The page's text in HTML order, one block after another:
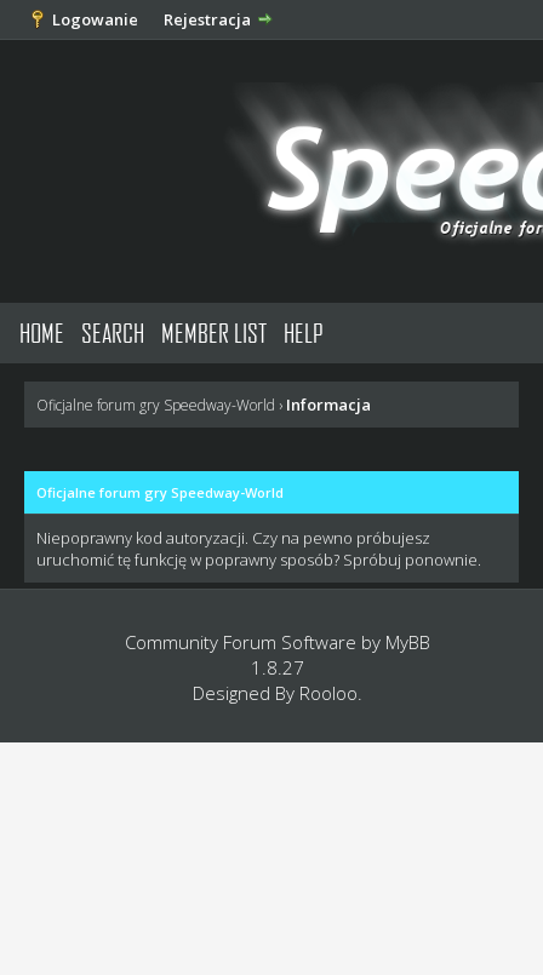
Logowanie Rejestracja
HOME SEARCH MEMBER LIST HELP
Oficjalne forum gry Speedway-World › Informacja
Oficjalne forum gry Speedway-World
Niepoprawny kod autoryzacji. Czy na pewno próbujesz
uruchomić tę funkcję w poprawny sposób? Spróbuj ponownie.
Community Forum Software by MyBB
1.8.27
Designed By Rooloo.